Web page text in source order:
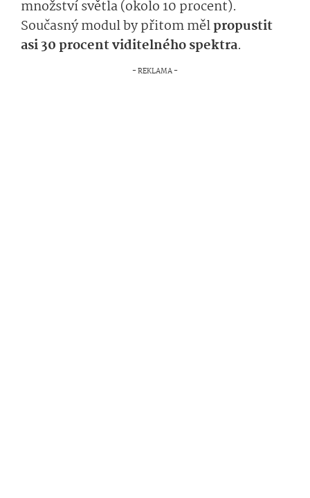
množství světla (okolo 10 procent).
Současný modul by přitom mělpropustit
asi 30 procent viditelného spektra.